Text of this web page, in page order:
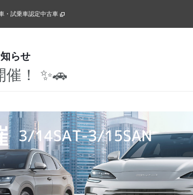
・試乗車認定中古車
らせ
！ ✨🚗